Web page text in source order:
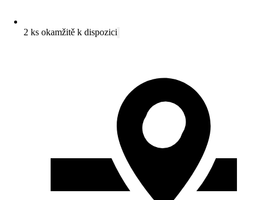
2 ks okamžitě k dispozici